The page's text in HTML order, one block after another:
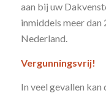
aan bij uw
inmiddels meer
Nederland.
Vergunningsvrij!
In veel gevallen